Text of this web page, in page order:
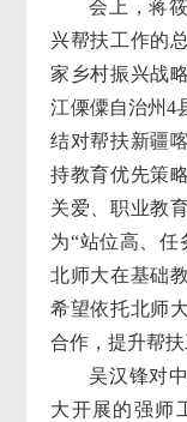
会上，蒋
兴帮扶工作的
家乡村振兴战
江傈僳自治州4
结对帮扶新疆
持教育优先策
关爱、职业教
为“站位高、任
北师大在基础
希望依托北师
合作，提升帮扶
吴汉锋对
大开展的强师